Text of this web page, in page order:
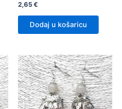
2,65€
Dodaj u košaricu